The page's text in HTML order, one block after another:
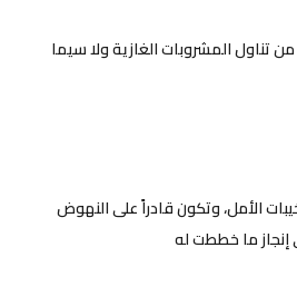
تناول المشروبات الغازية ولا سيما
الأمل، وتكون قادراً على النهوض
ما خططت له